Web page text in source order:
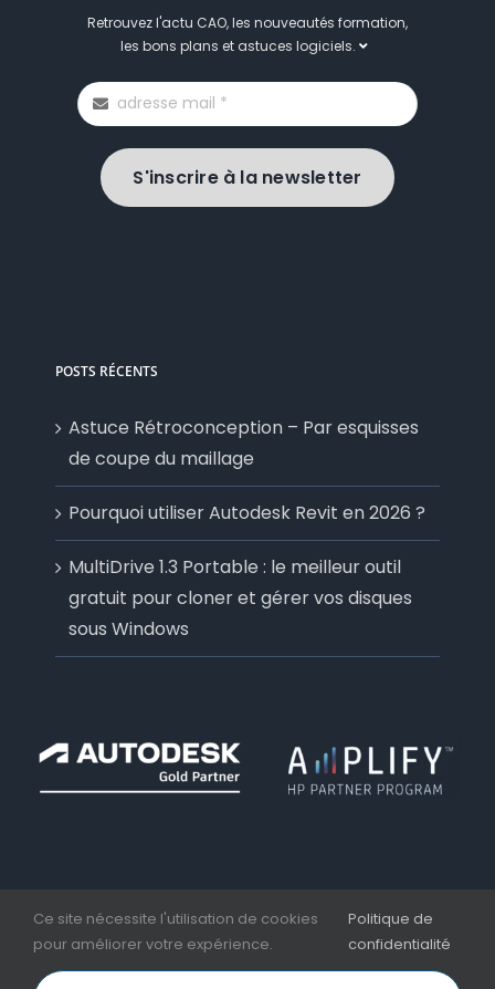
Retrouvez l'actu CAO, les nouveautés formation,
les bons plans et astuces logiciels.
S'inscrire à la newsletter
POSTS RÉCENTS
Astuce Rétroconception – Par esquisses
de coupe du maillage
Pourquoi utiliser Autodesk Revit en 2026 ?
MultiDrive 1.3 Portable : le meilleur outil
gratuit pour cloner et gérer vos disques
sous Windows
Ce site nécessite l'utilisation de cookies
pour améliorer votre expérience.
Politique de
confidentialité